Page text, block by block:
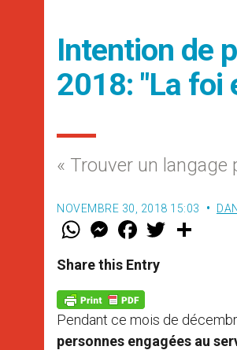
Intention de
2018: "La foi
« Trouver un langage
NOVEMBRE 30, 2018 15:03
W
t
s
p
p
M
e
s
e
g
e
r
F
a
e
b
o
k
w
Share this Entry
Pendant ce mois de
personnes engagées au